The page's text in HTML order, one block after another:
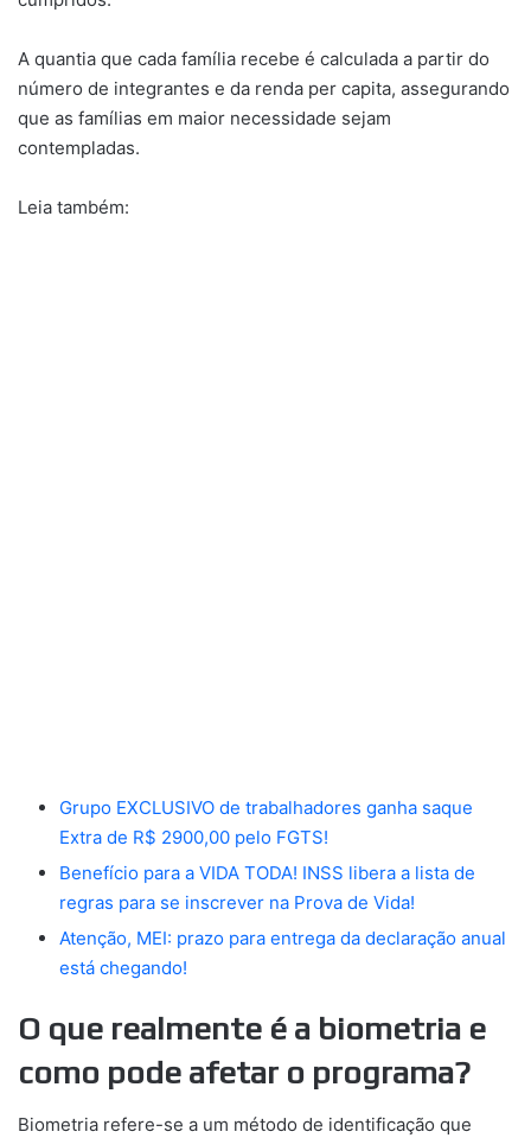
A quantia que cada família recebe é calculada a partir do
número de integrantes e da renda per capita, assegurando
que as famílias em maior necessidade sejam
contempladas.
Leia também:
Grupo EXCLUSIVO de trabalhadores ganha saque
Extra de R$ 2900,00 pelo FGTS!
Benefício para a VIDA TODA! INSS libera a lista de
regras para se inscrever na Prova de Vida!
Atenção, MEI: prazo para entrega da declaração anual
está chegando!
O que realmente é a biometria e
como pode afetar o programa?
Biometria refere-se a um método de identificação que